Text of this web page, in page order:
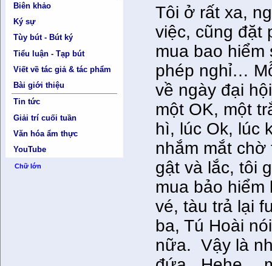
Biên khảo
Ký sự
Tùy bút - Bút ký
Tiểu luận - Tạp bút
Viết về tác giả & tác phẩm
Bài giới thiệu
Tin tức
Giải trí cuối tuần
Văn hóa ẩm thực
YouTube
Chữ lớn
Tôi ở rất xa,
việc, cũng đặt
mua bao hiểm
phép nghỉ…
về ngày đại
một OK, một
hì, lúc Ok, lúc
nhắm mắt
gật và lắc, tôi
mua bảo
vé, tàu trả lại
ba, Tú Hoài
nữa. Vậy là